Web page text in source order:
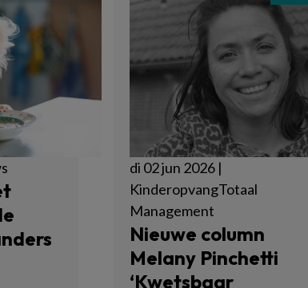
di 02 jun 2026 |
KinderopvangTotaal
Management
Nieuwe column
Melany Pinchetti
‘Kwetsbaar